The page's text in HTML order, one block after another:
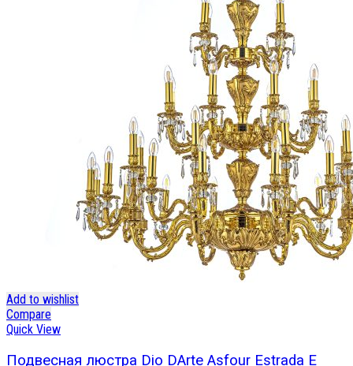
Add to wishlist
Compare
Quick View
Подвесная люстра Dio DArte Asfour Estrada E